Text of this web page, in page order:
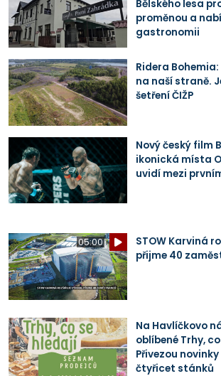
Bělského lesa
proměnou a
gastronomii
Ridera
na naší straně.
šetření ČIŽP
Nový český film
ikonická místa
uvidí mezi
05:00
STOW Karviná
přijme 40
Na Havlíčkovo
oblíbené Trhy,
Přivezou novinky
čtyřicet stánků